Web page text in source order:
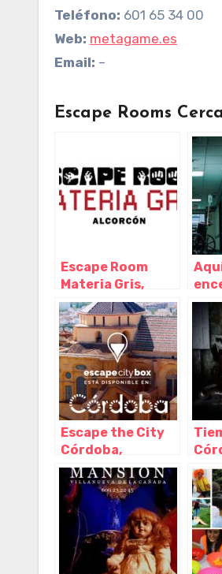
Teléfono: 601 65 34 00
Web: metagame.es
Email: –
Escape Rooms
Escape Room
Materia Gris,
Alcorcón –
Madrid
Escape the City
Córdoba,
Córdoba –
Córdoba